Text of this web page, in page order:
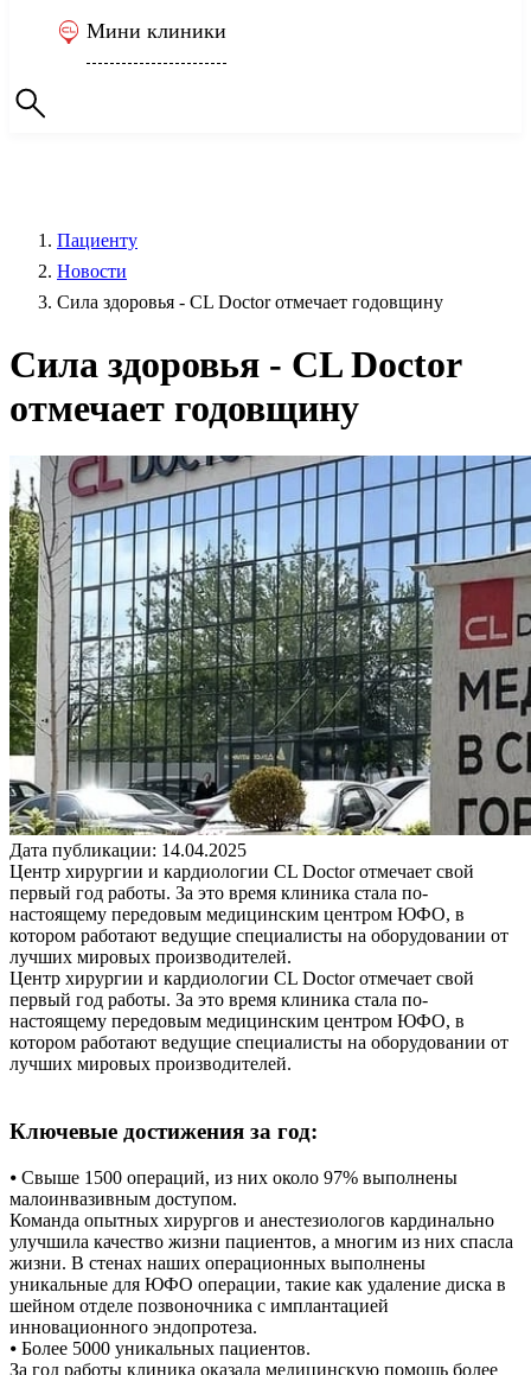
Мини клиники
Пациенту
Новости
Сила здоровья - CL Doctor отмечает годовщину
Сила здоровья - CL Doctor
отмечает годовщину
Дата публикации: 14.04.2025
Центр хирургии и кардиологии CL Doctor отмечает свой
первый год работы. За это время клиника стала по-
настоящему передовым медицинским центром ЮФО, в
котором работают ведущие специалисты на оборудовании от
лучших мировых производителей.
Центр хирургии и кардиологии CL Doctor отмечает свой
первый год работы. За это время клиника стала по-
настоящему передовым медицинским центром ЮФО, в
котором работают ведущие специалисты на оборудовании от
лучших мировых производителей.
Ключевые достижения за год:
⦁ Свыше 1500 операций, из них около 97% выполнены
малоинвазивным доступом.
Команда опытных хирургов и анестезиологов кардинально
улучшила качество жизни пациентов, а многим из них спасла
жизни. В стенах наших операционных выполнены
уникальные для ЮФО операции, такие как удаление диска в
шейном отделе позвоночника с имплантацией
инновационного эндопротеза.
⦁ Более 5000 уникальных пациентов.
За год работы клиника оказала медицинскую помощь более